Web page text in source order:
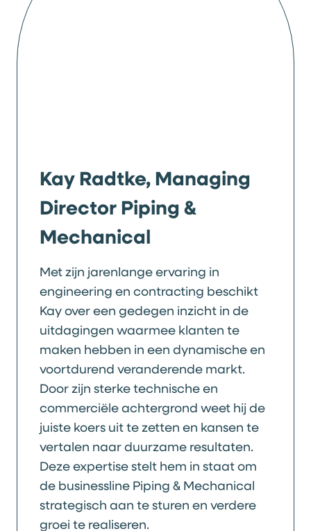
Kay Radtke, Managing
Director Piping &
Mechanical
Met zijn jarenlange ervaring in
engineering en contracting beschikt
Kay over een gedegen inzicht in de
uitdagingen waarmee klanten te
maken hebben in een dynamische en
voortdurend veranderende markt.
Door zijn sterke technische en
commerciële achtergrond weet hij de
juiste koers uit te zetten en kansen te
vertalen naar duurzame resultaten.
Deze expertise stelt hem in staat om
de businessline Piping & Mechanical
strategisch aan te sturen en verdere
groei te realiseren.